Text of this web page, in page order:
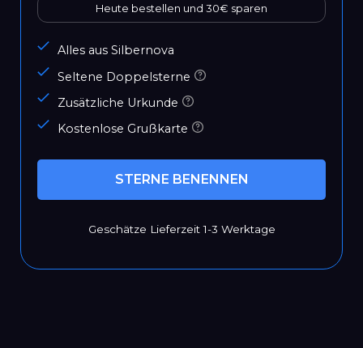
Heute bestellen und 30€ sparen
Alles aus Silbernova
Seltene Doppelsterne
Zusätzliche Urkunde
Kostenlose Grußkarte
STERNE BENENNEN
Geschätze Lieferzeit 1-3 Werktage